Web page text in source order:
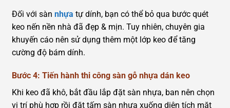
Đối với sàn nhựa tự dính, bạn có thể bỏ qua bước quét
keo nến nền nhà đã đẹp & mịn. Tuy nhiên, chuyên gia
khuyến cáo nên sử dụng thêm một lớp keo để tăng
cường độ bám dính.
Bước 4: Tiến hành thi công sàn gỗ nhựa dán keo
Khi keo đã khô, bắt đầu lắp đặt sàn nhựa, ban nên chọn
vị trí phù hợp rồi đặt tấm sàn nhựa xuống diện tích mặt